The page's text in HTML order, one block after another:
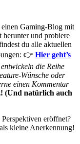
Gaming-Blog mit
herunter und probiere
du alle aktuellen
👉 Hier geht’s
die Reihe
Wünsche oder
einen Kommentar
(Und natürlich auch
eröffnet?
kleine Anerkennung!